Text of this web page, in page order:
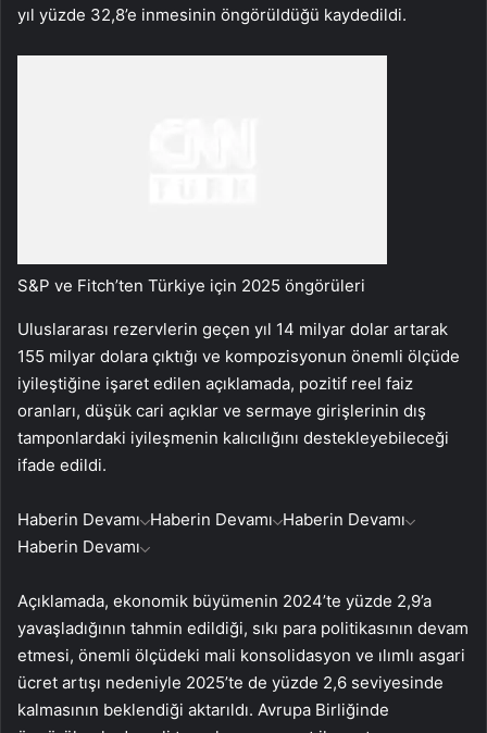
yıl yüzde 32,8’e inmesinin öngörüldüğü kaydedildi.
S&P ve Fitch’ten Türkiye için 2025 öngörüleri
Uluslararası rezervlerin geçen yıl 14 milyar dolar artarak
155 milyar dolara çıktığı ve kompozisyonun önemli ölçüde
iyileştiğine işaret edilen açıklamada, pozitif reel faiz
oranları, düşük cari açıklar ve sermaye girişlerinin dış
tamponlardaki iyileşmenin kalıcılığını destekleyebileceği
ifade edildi.
Haberin Devamı Haberin Devamı Haberin Devamı
Haberin Devamı
Açıklamada, ekonomik büyümenin 2024’te yüzde 2,9’a
yavaşladığının tahmin edildiği, sıkı para politikasının devam
etmesi, önemli ölçüdeki mali konsolidasyon ve ılımlı asgari
ücret artışı nedeniyle 2025’te de yüzde 2,6 seviyesinde
kalmasının beklendiği aktarıldı. Avrupa Birliğinde